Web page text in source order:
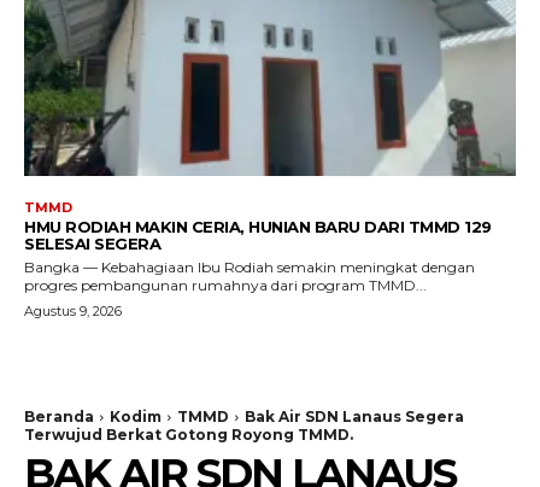
TMMD
HMU RODIAH MAKIN CERIA, HUNIAN BARU DARI TMMD 129
SELESAI SEGERA
Bangka — Kebahagiaan Ibu Rodiah semakin meningkat dengan
progres pembangunan rumahnya dari program TMMD...
Agustus 9, 2026